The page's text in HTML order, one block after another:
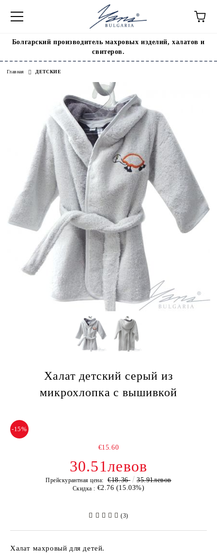
Болгарский производитель махровых изделий, халатов и
свитеров.
Главная ДЕТСКИЕ
Халат детский серый из
микрохлопка с вышивкой
-15%
€15.60
30.51левов
Прейскурантная цена: €18.36 35.91левов
Скидка : €2.76 (15.03%)
(3)
Халат махровый для детей.